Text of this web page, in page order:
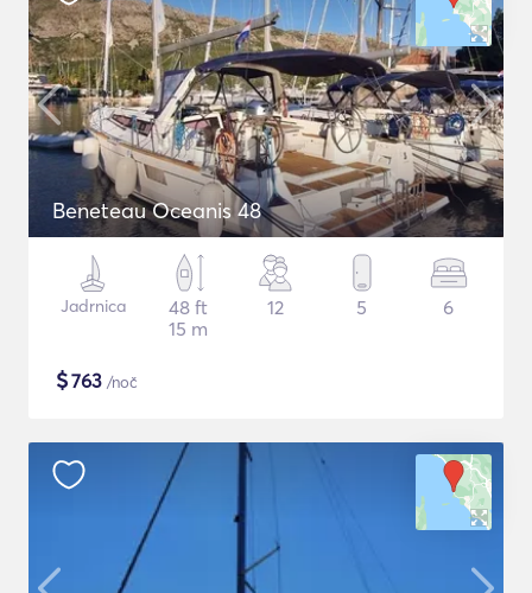
Beneteau Oceanis 48
Jadrnica
48 ft
15 m
12 5 6
$763 /noč